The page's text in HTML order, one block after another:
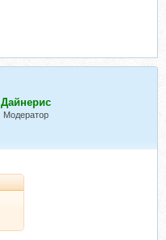
Дайнерис
Модератор